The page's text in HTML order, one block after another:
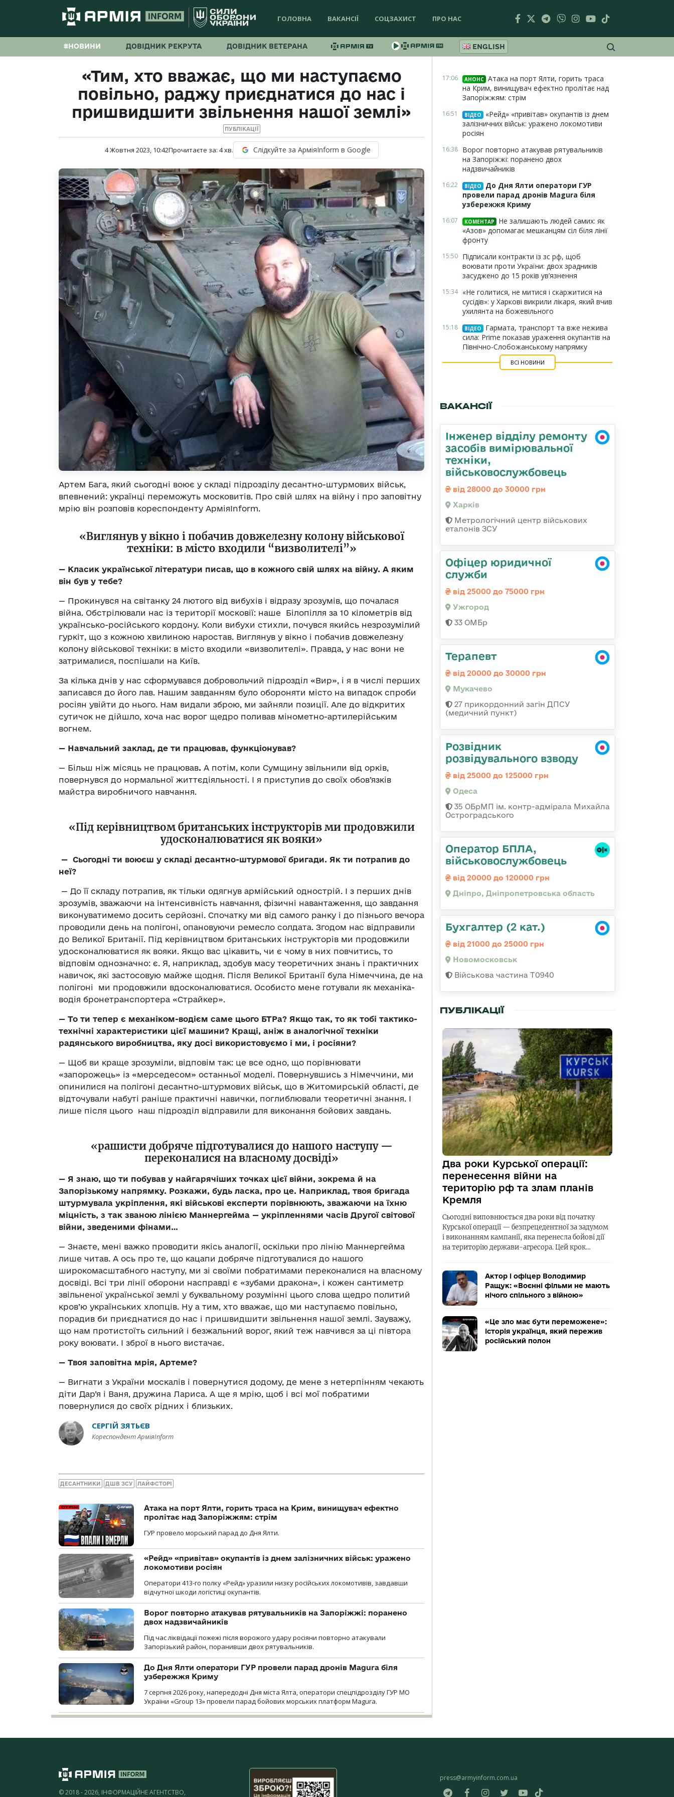
ГОЛОВНА ВАКАНСІЇ СОЦЗАХИСТ ПРО НАС
#НОВИНИ ДОВІДНИК РЕКРУТА ДОВІДНИК ВЕТЕРАНА ENGLISH
«Тим, хто вважає, що ми наступаємо
повільно, раджу приєднатися до нас і
пришвидшити звільнення нашої землі»
ПУБЛІКАЦІЇ
4 Жовтня 2023, 10:42Прочитаєте за: 4хв. Слідкуйте за АрміяInform в Google
Артем Бага, який сьогодні воює у складі підрозділу десантно-штурмових військ,
впевнений: українці переможуть московитів. Про свій шлях на війну і про заповітну
мрію він розповів кореспонденту АрміяInform.
«Виглянув у вікно і побачив довжелезну колону військової
техніки: в місто входили “визволителі”»
— Класик української літератури писав, що в кожного свій шлях на війну. А яким
він був у тебе?
— Прокинувся на світанку 24 лютого від вибухів і відразу зрозумів, що почалася
війна. Обстрілювали нас із території московії: наше Білопілля за 10 кілометрів від
українсько-російського кордону. Коли вибухи стихли, почувся якийсь незрозумілий
гуркіт, що з кожною хвилиною наростав. Виглянув у вікно і побачив довжелезну
колону військової техніки: в місто входили «визволителі». Правда, у нас вони не
затрималися, поспішали на Київ.
За кілька днів у нас сформувався добровольчий підрозділ «Вир», і я в числі перших
записався до його лав. Нашим завданням було обороняти місто на випадок спроби
росіян увійти до нього. Нам видали зброю, ми зайняли позиції. Але до відкритих
сутичок не дійшло, хоча нас ворог щедро поливав мінометно-артилерійським
вогнем.
— Навчальний заклад, де ти працював, функціонував?
— Більш ніж місяць не працював. А потім, коли Сумщину звільнили від орків,
повернувся до нормальної життєдіяльності. І я приступив до своїх обов’язків
майстра виробничого навчання.
«Під керівництвом британських інструкторів ми продовжили
удосконалюватися як вояки»
— Сьогодні ти воюєш у складі десантно-штурмової бригади. Як ти потрапив до
неї?
— До її складу потрапив, як тільки одягнув армійський однострій. І з перших днів
зрозумів, зважаючи на інтенсивність навчання, фізичні навантаження, що завдання
виконуватимемо досить серйозні. Спочатку ми від самого ранку і до пізнього вечора
проводили день на полігоні, опановуючи ремесло солдата. Згодом нас відправили
до Великої Британії. Під керівництвом британських інструкторів ми продовжили
удосконалюватися як вояки. Якщо вас цікавить, чи є чому в них повчитись, то
відповім однозначно: є. Я, наприклад, здобув масу теоретичних знань і практичних
навичок, які застосовую майже щодня. Після Великої Британії була Німеччина, де на
полігоні ми продовжили вдосконалюватися. Особисто мене готували як механіка-
водія бронетранспортера «Страйкер».
— То ти тепер є механіком-водієм саме цього БТРа? Якщо так, то як тобі тактико-
технічні характеристики цієї машини? Кращі, аніж в аналогічної техніки
радянського виробництва, яку досі використовуємо і ми, і росіяни?
— Щоб ви краще зрозуміли, відповім так: це все одно, що порівнювати
«запорожець» із «мерседесом» останньої моделі. Повернувшись з Німеччини, ми
опинилися на полігоні десантно-штурмових військ, що в Житомирській області, де
відточували набуті раніше практичні навички, поглиблювали теоретичні знання. І
лише після цього наш підрозділ відправили для виконання бойових завдань.
«рашисти добряче підготувалися до нашого наступу —
переконалися на власному досвіді»
— Я знаю, що ти побував у найгарячіших точках цієї війни, зокрема й на
Запорізькому напрямку. Розкажи, будь ласка, про це. Наприклад, твоя бригада
штурмувала укріплення, які військові експерти порівнюють, зважаючи на їхню
міцність, з так званою лінією Маннергейма — укріпленнями часів Другої світової
війни, зведеними фінами…
— Знаєте, мені важко проводити якісь аналогії, оскільки про лінію Маннергейма
лише читав. А ось про те, що кацапи добряче підготувалися до нашого
широкомасштабного наступу, ми зі своїми побратимами переконалися на власному
досвіді. Всі три лінії оборони насправді є «зубами дракона», і кожен сантиметр
звільненої української землі у буквальному розумінні цього слова щедро политий
кров’ю українських хлопців. Ну а тим, хто вважає, що ми наступаємо повільно,
порадив би приєднатися до нас і пришвидшити звільнення нашої землі. Зауважу,
що нам протистоїть сильний і безжальний ворог, який теж навчився за ці півтора
року воювати. І зброї в нього вистачає.
— Твоя заповітна мрія, Артеме?
— Вигнати з України москалів і повернутися додому, де мене з нетерпінням чекають
діти Дар’я і Ваня, дружина Лариса. А ще я мрію, щоб і всі мої побратими
повернулися до своїх рідних і близьких.
СЕРГІЙ ЗЯТЬЄВ
Кореспондент АрміяInform
ДЕСАНТНИКИ ДШВ ЗСУ ЛАЙФСТОРІ
Атака на порт Ялти, горить траса на Крим, винищувач ефектно
пролітає над Запоріжжям: стрім
ГУР провело морський парад до Дня Ялти.
«Рейд» «привітав» окупантів із днем залізничних військ: уражено
локомотиви росіян
Оператори 413-го полку «Рейд» уразили низку російських локомотивів, завдавши
відчутної шкоди логістиці окупантів.
Ворог повторно атакував рятувальників на Запоріжжі: поранено
двох надзвичайників
Під час ліквідації пожежі після ворожого удару росіяни повторно атакували
Запорізький район, поранивши двох рятувальників.
До Дня Ялти оператори ГУР провели парад дронів Magura біля
узбережжя Криму
7 серпня 2026 року, напередодні Дня міста Ялта, оператори спецпідрозділу ГУР МО
України «Group 13» провели парад бойових морських платформ Magura.
17:06 АНОНС Атака на порт Ялти, горить траса
на Крим, винищувач ефектно пролітає над
Запоріжжям: стрім
16:51 ВІДЕО
«Рейд» «привітав» окупантів із днем
залізничних військ: уражено локомотиви
росіян
16:38 Ворог повторно атакував рятувальників
на Запоріжжі: поранено двох
надзвичайників
16:22 ВІДЕО
До Дня Ялти оператори ГУР
провели парад дронів Magura біля
узбережжя Криму
16:07 КОМЕНТАР
Не залишають людей самих: як
«Азов» допомагає мешканцям сіл біля лінії
фронту
15:50 Підписали контракти із зс рф, щоб
воювати проти України: двох зрадників
засуджено до 15 років ув’язнення
15:34 «Не голитися, не митися і скаржитися на
сусідів»: у Харкові викрили лікаря, який вчив
ухилянта на божевільного
15:18 ВІДЕО
Гармата, транспорт та вже нежива
сила: Prime показав ураження окупантів на
Північно-Слобожанському напрямку
ВСІ НОВИНИ
ВАКАНСІЇ
Інженер відділу ремонту
засобів вимірювальної
техніки,
військовослужбовець
від 28000 до 30000 грн
Харків
Метрологічний центр військових
еталонів ЗСУ
Офіцер юридичної
служби
від 25000 до 75000 грн
Ужгород
33 ОМБр
Терапевт
від 20000 до 30000 грн
Мукачево
27 прикордонний загін ДПСУ
(медичний пункт)
Розвідник
розвідувального взводу
від 25000 до 125000 грн
Одеса
35 ОБрМП ім. контр-адмірала Михайла
Остроградського
Оператор БПЛА,
військовослужбовець
від 20000 до 120000 грн
Дніпро, Дніпропетровська область
Бухгалтер (2 кат.)
від 21000 до 25000 грн
Новомосковськ
Військова частина Т0940
ПУБЛІКАЦІЇ
Два роки Курської операції:
перенесення війни на
територію рф та злам планів
Кремля
Сьогодні виповнюється два роки від початку
Курської операції — безпрецедентної за задумом
і виконанням кампанії, яка перенесла бойові дії
на територію держави-агресора. Цей крок…
Актор і офіцер Володимир
Ращук: «Воєнні фільми не мають
нічого спільного з війною»
«Це зло має бути переможене»:
історія українця, який пережив
російський полон
© 2018 - 2026, ІНФОРМАЦІЙНЕ АГЕНТСТВО,
press@armyinform.com.ua